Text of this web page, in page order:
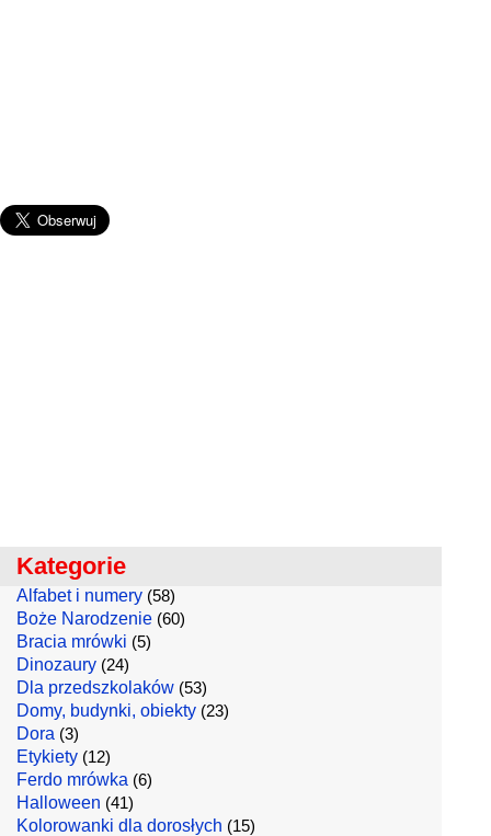
Kategorie
Alfabet i numery (58)
Boże Narodzenie (60)
Bracia mrówki (5)
Dinozaury (24)
Dla przedszkolaków (53)
Domy, budynki, obiekty (23)
Dora (3)
Etykiety (12)
Ferdo mrówka (6)
Halloween (41)
Kolorowanki dla dorosłych (15)